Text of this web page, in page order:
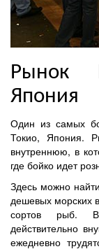
Рынок
Япония
Один из самых
Токио, Япония.
внутреннюю, в
где бойко идет
Здесь можно
дешевых морских
сортов рыб.
действительно
ежедневно